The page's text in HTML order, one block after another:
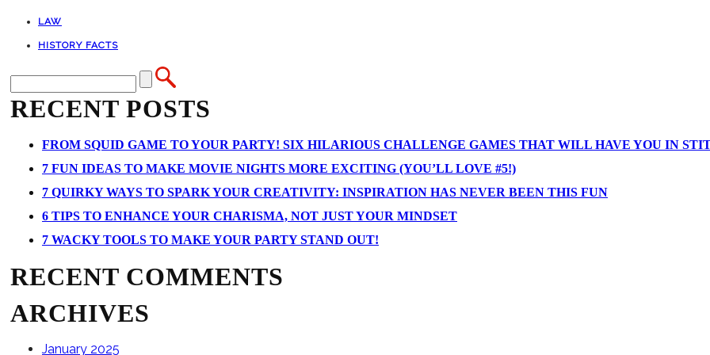
LAW
HISTORY FACTS
RECENT POSTS
FROM SQUID GAME TO YOUR PARTY! SIX HILARIOUS CHALLENGE GAMES THAT WILL HAVE YOU IN
7 FUN IDEAS TO MAKE MOVIE NIGHTS MORE EXCITING (YOU’LL LOVE #5!)
7 QUIRKY WAYS TO SPARK YOUR CREATIVITY: INSPIRATION HAS NEVER BEEN THIS FUN
6 TIPS TO ENHANCE YOUR CHARISMA, NOT JUST YOUR MINDSET
7 WACKY TOOLS TO MAKE YOUR PARTY STAND OUT!
RECENT COMMENTS
ARCHIVES
January 2025